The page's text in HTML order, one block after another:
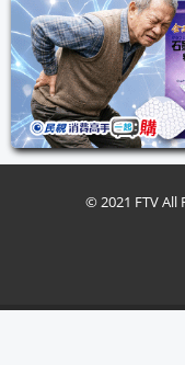
© 2021 FTV All